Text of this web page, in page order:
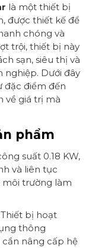
là một thiết bị
được thiết kế để
chóng và
trội, thiết bị này
sạn, siêu thị và
nghiệp. Dưới đây
đặc điểm đến
về giá trị mà
phẩm
suất 0.18 KW,
và liên tục
môi trường làm
bị hoạt
thông
nâng cấp hệ